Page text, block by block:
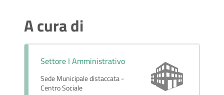
A cura di
Settore I Amministrativo
Sede Municipale distaccata -
Centro Sociale